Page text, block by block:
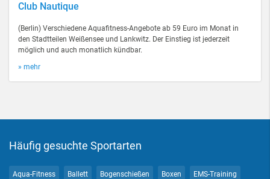
Club Nautique
(Berlin) Verschiedene Aquafitness-Angebote ab 59 Euro im Monat in
den Stadtteilen Weißensee und Lankwitz. Der Einstieg ist jederzeit
möglich und auch monatlich kündbar.
» mehr
Häufig gesuchte Sportarten
Aqua-Fitness Ballett Bogenschießen Boxen EMS-Training